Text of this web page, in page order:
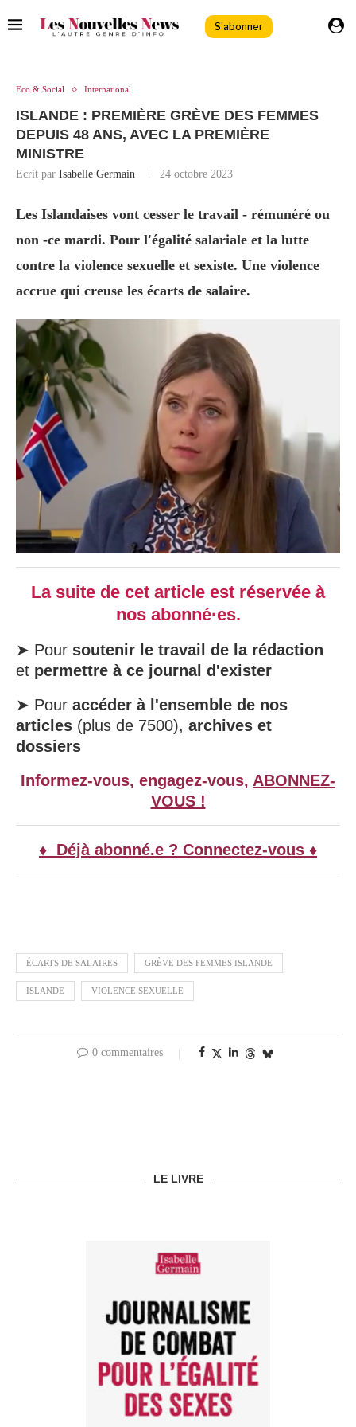
S'abonner
Eco & Social International
ISLANDE : PREMIÈRE GRÈVE DES FEMMES
DEPUIS 48 ANS, AVEC LA PREMIÈRE
MINISTRE
Ecrit par Isabelle Germain 24 octobre 2023
Les Islandaises vont cesser le travail - rémunéré ou
non -ce mardi. Pour l'égalité salariale et la lutte
contre la violence sexuelle et sexiste. Une violence
accrue qui creuse les écarts de salaire.
La suite de cet article est réservée à
nos abonné·es.
➤ Pour soutenir le travail de la rédaction
et permettre à ce journal d'exister
➤ Pour accéder à l'ensemble de nos
articles (plus de 7500), archives et
dossiers
Informez-vous, engagez-vous, ABONNEZ-
VOUS !
♦ Déjà abonné.e ? Connectez-vous ♦
ÉCARTS DE SALAIRES GRÈVE DES FEMMES ISLANDE
ISLANDE VIOLENCE SEXUELLE
0 commentaires
LE LIVRE